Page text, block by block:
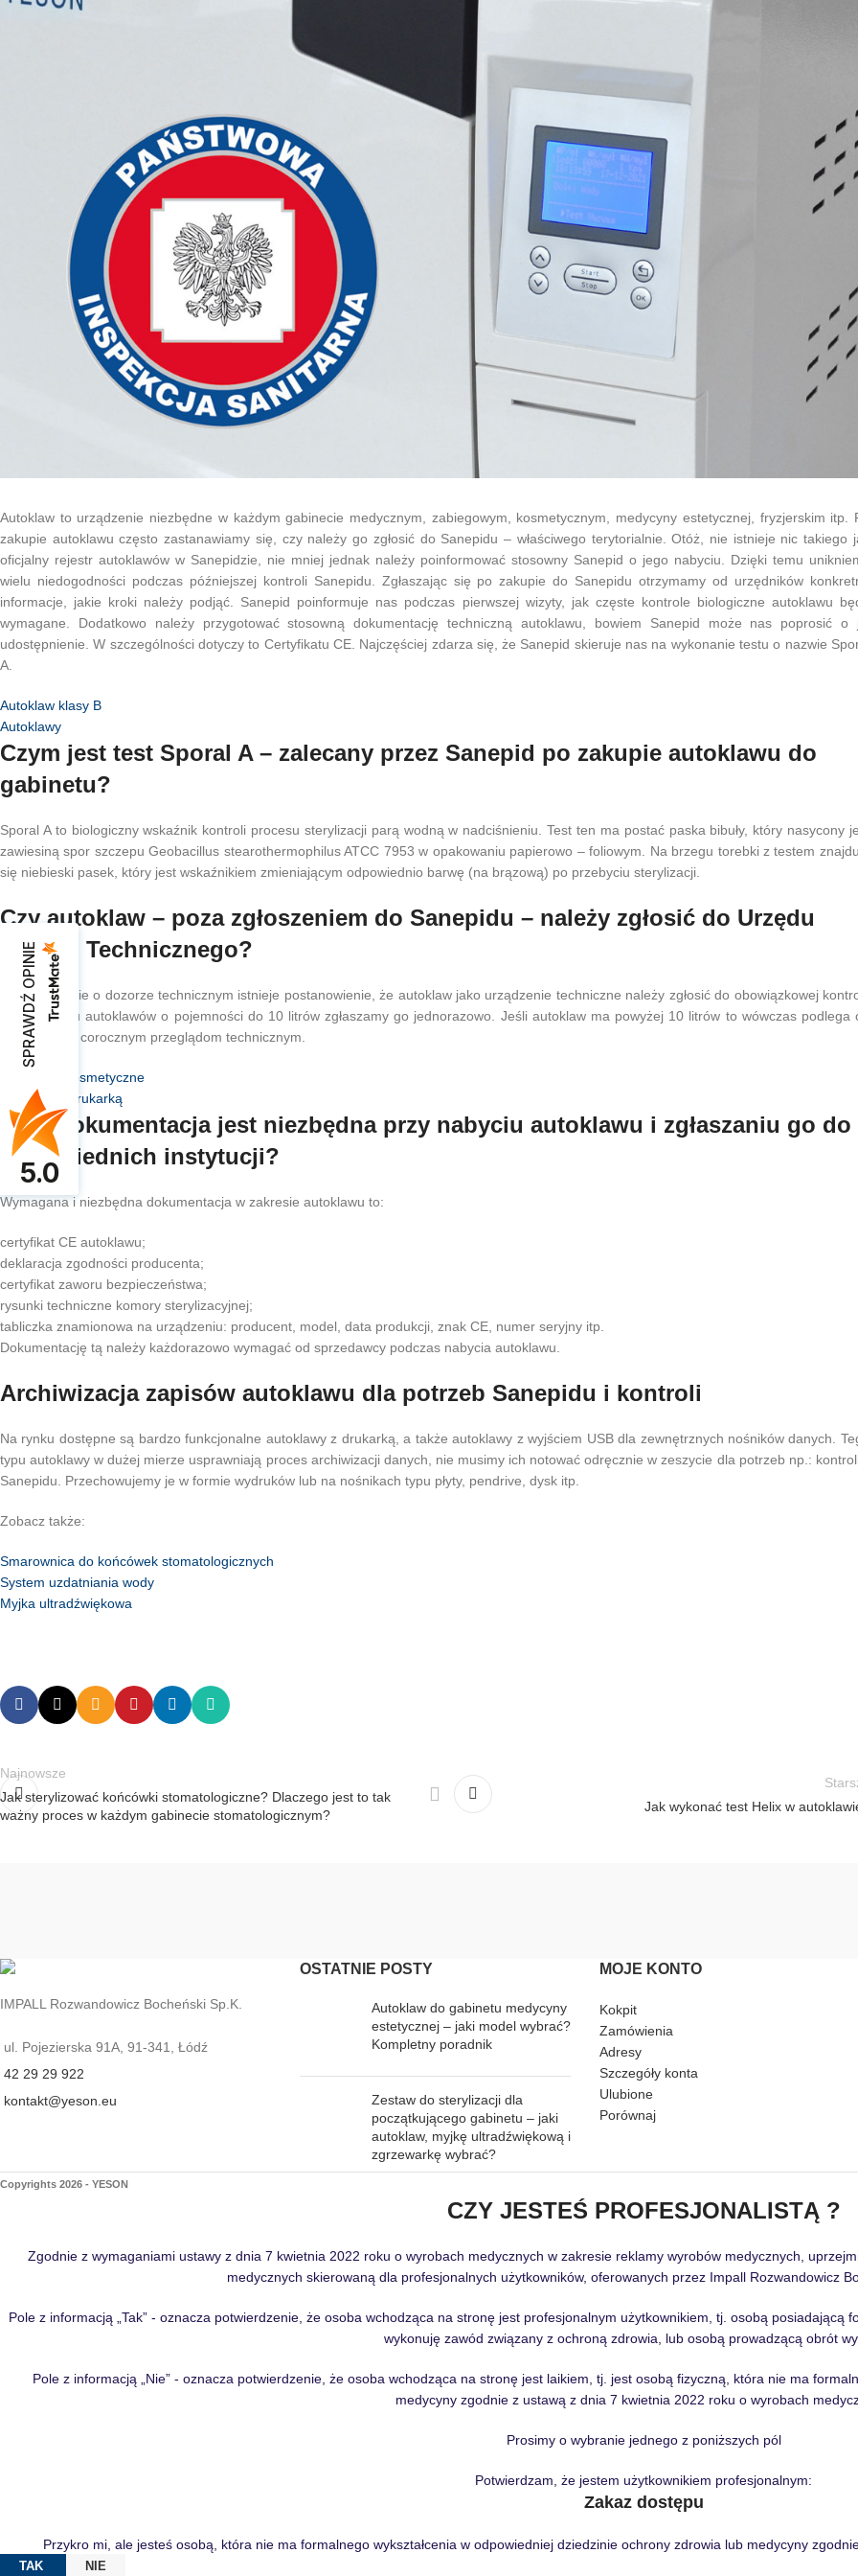
Autoklaw to urządzenie niezbędne w każdym gabinecie medycznym, zabiegowym, kosmetycznym, medycyny estetycznej, fryzjerskim itp.
zakupie autoklawu często zastanawiamy się, czy należy go zgłosić do Sanepidu – właściwego terytorialnie. Otóż, nie istnieje nic takiego
oficjalny rejestr autoklawów w Sanepidzie, nie mniej jednak należy poinformować stosowny Sanepid o jego nabyciu. Dzięki temu
wielu niedogodności podczas późniejszej kontroli Sanepidu. Zgłaszając się po zakupie do Sanepidu otrzymamy od urzędników
informacje, jakie kroki należy podjąć. Sanepid poinformuje nas podczas pierwszej wizyty, jak częste kontrole biologiczne autoklawu
wymagane. Dodatkowo należy przygotować stosowną dokumentację techniczną autoklawu, bowiem Sanepid może nas poprosić o
udostępnienie. W szczególności dotyczy to Certyfikatu CE. Najczęściej zdarza się, że Sanepid skieruje nas na wykonanie testu o nazwie
A.
Autoklaw klasy B
Autoklawy
Czym jest test Sporal A – zalecany przez Sanepid po zakupie autoklawu do
gabinetu?
Sporal A to biologiczny wskaźnik kontroli procesu sterylizacji parą wodną w nadciśnieniu. Test ten ma postać paska bibuły, który nasycony
zawiesiną spor szczepu Geobacillus stearothermophilus ATCC 7953 w opakowaniu papierowo – foliowym. Na brzegu torebki z testem
się niebieski pasek, który jest wskaźnikiem zmieniającym odpowiednio barwę (na brązową) po przebyciu sterylizacji.
Czy autoklaw – poza zgłoszeniem do Sanepidu – należy zgłosić do Urzędu
Dozoru Technicznego?
Tak, w ustawie o dozorze technicznym istnieje postanowienie, że autoklaw jako urządzenie techniczne należy zgłosić do obowiązkowej
W przypadku autoklawów o pojemności do 10 litrów zgłaszamy go jednorazowo. Jeśli autoklaw ma powyżej 10 litrów to wówczas podlega
dodatkowym corocznym przeglądom technicznym.
Autoklawy kosmetyczne
Autoklaw z drukarką
Jaka dokumentacja jest niezbędna przy nabyciu autoklawu i zgłaszaniu go do
odpowiednich instytucji?
Wymagana i niezbędna dokumentacja w zakresie autoklawu to:
certyfikat CE autoklawu;
deklaracja zgodności producenta;
certyfikat zaworu bezpieczeństwa;
rysunki techniczne komory sterylizacyjnej;
tabliczka znamionowa na urządzeniu: producent, model, data produkcji, znak CE, numer seryjny itp.
Dokumentację tą należy każdorazowo wymagać od sprzedawcy podczas nabycia autoklawu.
Archiwizacja zapisów autoklawu dla potrzeb Sanepidu i kontroli
Na rynku dostępne są bardzo funkcjonalne autoklawy z drukarką, a także autoklawy z wyjściem USB dla zewnętrznych nośników danych.
typu autoklawy w dużej mierze usprawniają proces archiwizacji danych, nie musimy ich notować odręcznie w zeszycie dla potrzeb np.:
Sanepidu. Przechowujemy je w formie wydruków lub na nośnikach typu płyty, pendrive, dysk itp.
Zobacz także:
Smarownica do końcówek stomatologicznych
System uzdatniania wody
Myjka ultradźwiękowa
Najnowsze
Jak sterylizować końcówki stomatologiczne? Dlaczego jest to tak
ważny proces w każdym gabinecie stomatologicznym?
Jak wykonać test Helix w
IMPALL Rozwandowicz Bocheński Sp.K.
ul. Pojezierska 91A, 91-341, Łódź
42 29 29 922
kontakt@yeson.eu
OSTATNIE POSTY
Autoklaw do gabinetu medycyny
estetycznej – jaki model wybrać?
Kompletny poradnik
Zestaw do sterylizacji dla
początkującego gabinetu – jaki
autoklaw, myjkę ultradźwiękową i
zgrzewarkę wybrać?
MOJE KONTO
Kokpit
Zamówienia
Adresy
Szczegóły konta
Ulubione
Porównaj
Copyrights 2026 - YESON
CZY JESTEŚ PROFESJONALISTĄ ?
Zgodnie z wymaganiami ustawy z dnia 7 kwietnia 2022 roku o wyrobach medycznych w zakresie reklamy wyrobów medycznych,
medycznych skierowaną dla profesjonalnych użytkowników, oferowanych przez Impall Rozwandowicz
Pole z informacją „Tak” - oznacza potwierdzenie, że osoba wchodząca na stronę jest profesjonalnym użytkownikiem, tj. osobą posiadającą
wykonuję zawód związany z ochroną zdrowia, lub osobą prowadzącą obrót
Pole z informacją „Nie” - oznacza potwierdzenie, że osoba wchodząca na stronę jest laikiem, tj. jest osobą fizyczną, która nie ma
medycyny zgodnie z ustawą z dnia 7 kwietnia 2022 roku o wyrobach
Prosimy o wybranie jednego z poniższych pól
Potwierdzam, że jestem użytkownikiem profesjonalnym:
Zakaz dostępu
Przykro mi, ale jesteś osobą, która nie ma formalnego wykształcenia w odpowiedniej dziedzinie ochrony zdrowia lub medycyny
TAK NIE
SPRAWDŹ OPINIE
5.0